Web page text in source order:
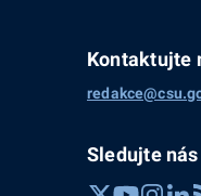
Kontaktujte
Sledujte nás